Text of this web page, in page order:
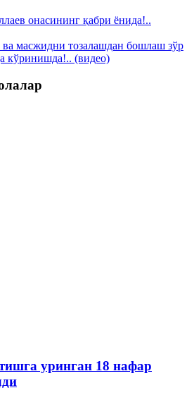
онасининг қабри ёнида!..
масжидни тозалашдан бошлаш зўр
кўринишда!.. (видео)
уринган 18 нафар